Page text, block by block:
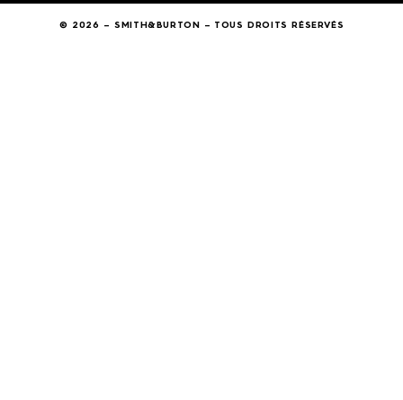
© 2026 – SMITH&BURTON – TOUS DROITS RÉSERVÉS